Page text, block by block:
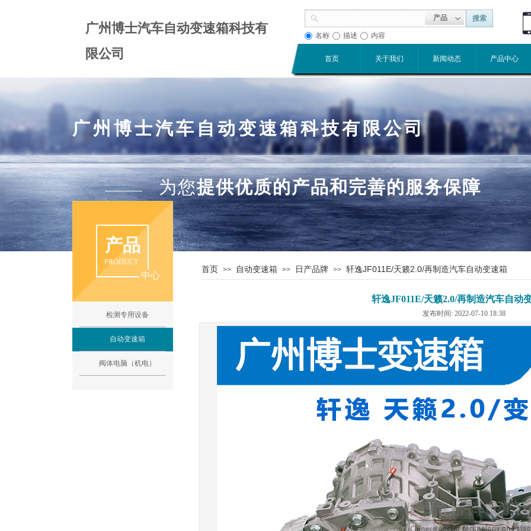
广州博士汽车自动变速箱科技有
限公司
首页 关于我们 新闻动态 产品中心
产品 搜索
名称 描述 内容
广州博士汽车自动变速箱科技有限公司
为您提供优质的产品和完善的服务保障
产品
产品
PRODUCT
PRODUCT
PRODUCT 首页 >> 自动变速箱 >> 日产品牌 >> 轩逸JF011E/天籁2.0/再制造汽车自动变速箱
中心
中心
轩逸JF011E/天籁2.0/再制造汽车自动
发布时间: 2022-07-10 18:38
检测专用设备
自动变速箱
阀体电脑（机电）
产品
PRODUCT
中心